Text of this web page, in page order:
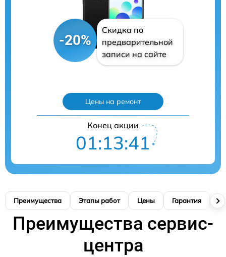
-20%
Скидка по
предварительной
записи на сайте
Цены на ремонт
Конец акции
01:13:40
Преимущества Этапы работ Цены Гарантия
Преимущества сервис-
центра